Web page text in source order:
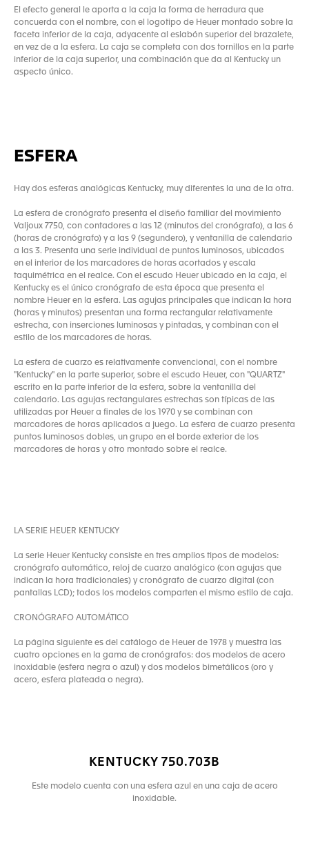
El efecto general le aporta a la caja la forma de herradura que
concuerda con el nombre, con el logotipo de Heuer montado sobre la
faceta inferior de la caja, adyacente al eslabón superior del brazalete,
en vez de a la esfera. La caja se completa con dos tornillos en la parte
inferior de la caja superior, una combinación que da al Kentucky un
aspecto único.
ESFERA
Hay dos esferas analógicas Kentucky, muy diferentes la una de la otra.
La esfera de cronógrafo presenta el diseño familiar del movimiento
Valjoux 7750, con contadores a las 12 (minutos del cronógrafo), a las 6
(horas de cronógrafo) y a las 9 (segundero), y ventanilla de calendario
a las 3. Presenta una serie individual de puntos luminosos, ubicados
en el interior de los marcadores de horas acortados y escala
taquimétrica en el realce. Con el escudo Heuer ubicado en la caja, el
Kentucky es el único cronógrafo de esta época que presenta el
nombre Heuer en la esfera. Las agujas principales que indican la hora
(horas y minutos) presentan una forma rectangular relativamente
estrecha, con inserciones luminosas y pintadas, y combinan con el
estilo de los marcadores de horas.
La esfera de cuarzo es relativamente convencional, con el nombre
"Kentucky" en la parte superior, sobre el escudo Heuer, con "QUARTZ"
escrito en la parte inferior de la esfera, sobre la ventanilla del
calendario. Las agujas rectangulares estrechas son típicas de las
utilizadas por Heuer a finales de los 1970 y se combinan con
marcadores de horas aplicados a juego. La esfera de cuarzo presenta
puntos luminosos dobles, un grupo en el borde exterior de los
marcadores de horas y otro montado sobre el realce.
LA SERIE HEUER KENTUCKY
La serie Heuer Kentucky consiste en tres amplios tipos de modelos:
cronógrafo automático, reloj de cuarzo analógico (con agujas que
indican la hora tradicionales) y cronógrafo de cuarzo digital (con
pantallas LCD); todos los modelos comparten el mismo estilo de caja.
CRONÓGRAFO AUTOMÁTICO
La página siguiente es del catálogo de Heuer de 1978 y muestra las
cuatro opciones en la gama de cronógrafos: dos modelos de acero
inoxidable (esfera negra o azul) y dos modelos bimetálicos (oro y
acero, esfera plateada o negra).
KENTUCKY 750.703B
Este modelo cuenta con una esfera azul en una caja de acero
inoxidable.